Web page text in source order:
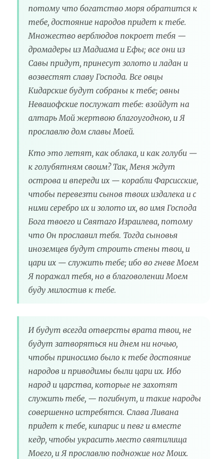
потому что богатство моря обратится к
тебе, достояние народов придет к тебе.
Множество верблюдов покроет тебя —
дромадеры из Мадиама и Ефы; все они из
Савы придут, принесут золото и ладан и
возвестят славу Господа. Все овцы
Кидарские будут собраны к тебе; овны
Неваиофские послужат тебе: взойдут на
алтарь Мой жертвою благоугодною, и Я
прославлю дом славы Моей.
Кто это летят, как облака, и как голуби —
к голубятням своим? Так, Меня ждут
острова и впереди их — корабли Фарсисские,
чтобы перевезти сынов твоих издалека и с
ними серебро их и золото их, во имя Господа
Бога твоего и Святаго Израилева, потому
что Он прославил тебя. Тогда сыновья
иноземцев будут строить стены твои, и
цари их — служить тебе; ибо во гневе Моем
Я поражал тебя, но в благоволении Моем
буду милостив к тебе.
И будут всегда отверсты врата твои, не
будут затворяться ни днем ни ночью,
чтобы приносимо было к тебе достояние
народов и приводимы были цари их. Ибо
народ и царства, которые не захотят
служить тебе, — погибнут, и такие народы
совершенно истребятся. Слава Ливана
придет к тебе, кипарис и певг и вместе
кедр, чтобы украсить место святилища
Моего, и Я прославлю подножие ног Моих.